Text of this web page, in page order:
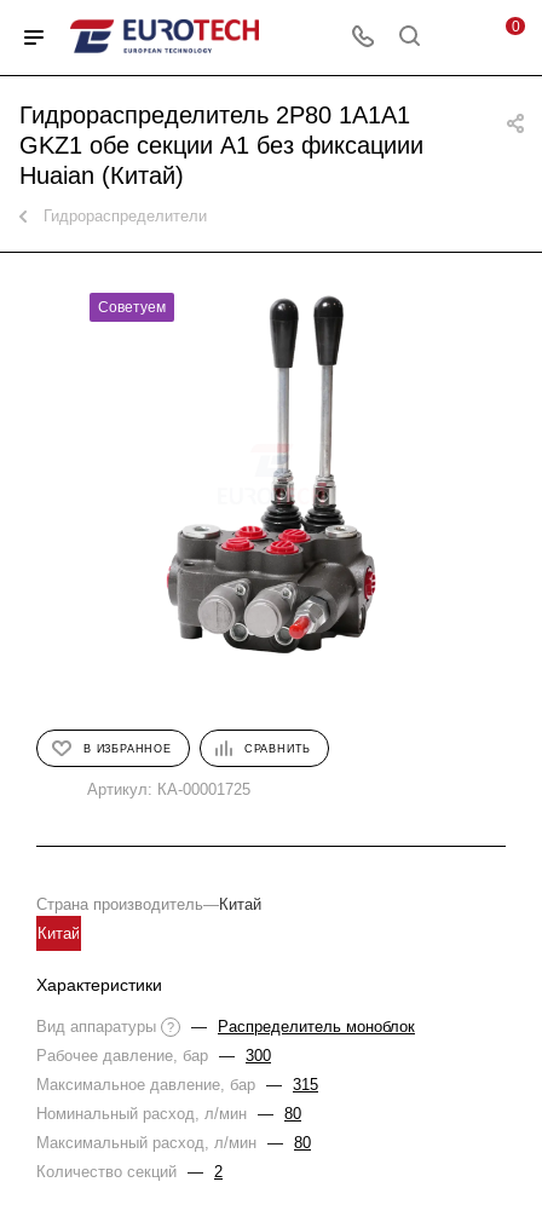
0
Гидрораспределитель 2P80 1A1A1
GKZ1 обе секции A1 без фиксациии
Huaian (Китай)
Гидрораспределители
Советуем
В ИЗБРАННОЕ СРАВНИТЬ
Артикул: КА-00001725
Страна производитель—Китай
Китай
Характеристики
Вид аппаратуры ? —
Распределитель моноблок
Рабочее давление, бар — 300
Максимальное давление, бар — 315
Номинальный расход, л/мин — 80
Максимальный расход, л/мин — 80
Количество секций — 2